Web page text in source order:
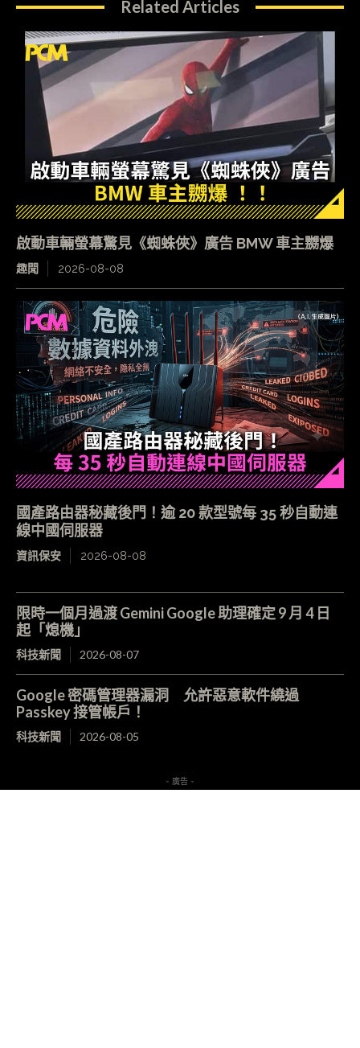
Related Articles
啟動車輛螢幕驚見《蜘蛛俠》廣告 BMW 車主嬲爆
趣聞 2026-08-08
國產路由器秘藏後門！逾 20 款型號每 35 秒自動連
線中國伺服器
資訊保安 2026-08-08
限時一個月過渡 Gemini Google 助理確定 9 月 4 日
起「熄機」
科技新聞 2026-08-07
Google 密碼管理器漏洞 允許惡意軟件繞過
Passkey 接管帳戶！
科技新聞 2026-08-05
- 廣告 -